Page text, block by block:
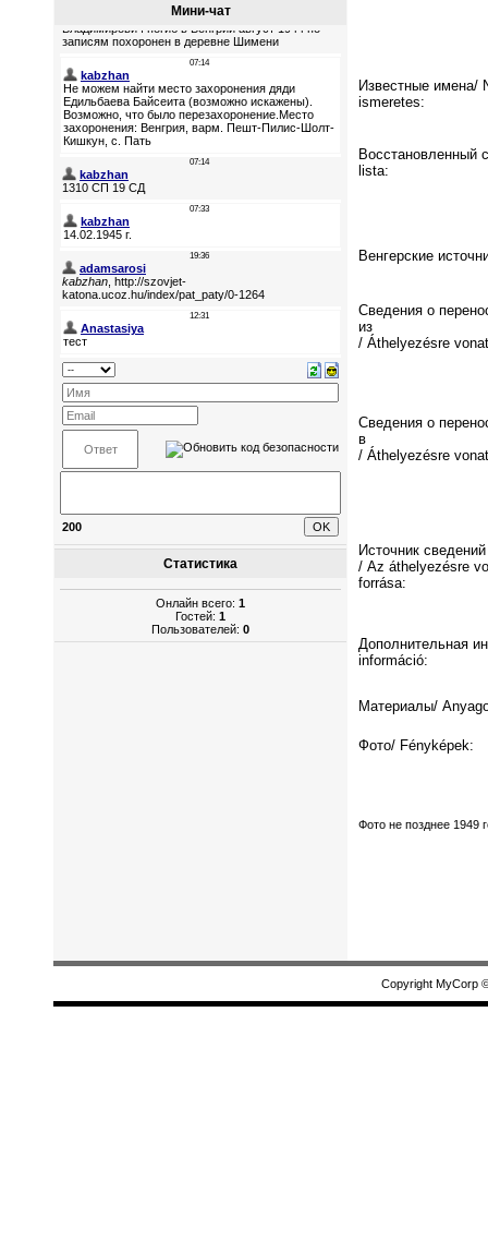
Мини-чат
200
Статистика
Онлайн всего: 1
Гостей: 1
Пользователей: 0
Известные имена/
ismeretes:
Восстановленный
lista:
Венгерские
Сведения о
из
/ Áthelyezésre
Сведения о
в
/ Áthelyezésre
Источник
/ Az áthelyezésre
forrása:
Дополнительная
információ:
Материалы/
Фото/ Fényképek:
Фото не позднее 1949
Copyright MyCorp